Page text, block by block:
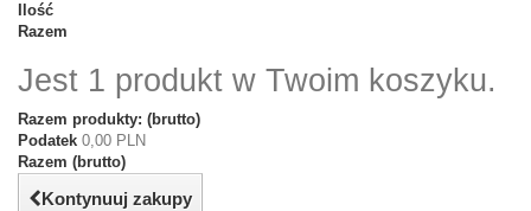
Ilość
Razem
Jest 1 produkt w Twoim koszyku.
Razem produkty: (brutto)
Podatek 0,00 PLN
Razem (brutto)
Kontynuuj zakupy